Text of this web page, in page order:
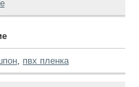
пвх пленка